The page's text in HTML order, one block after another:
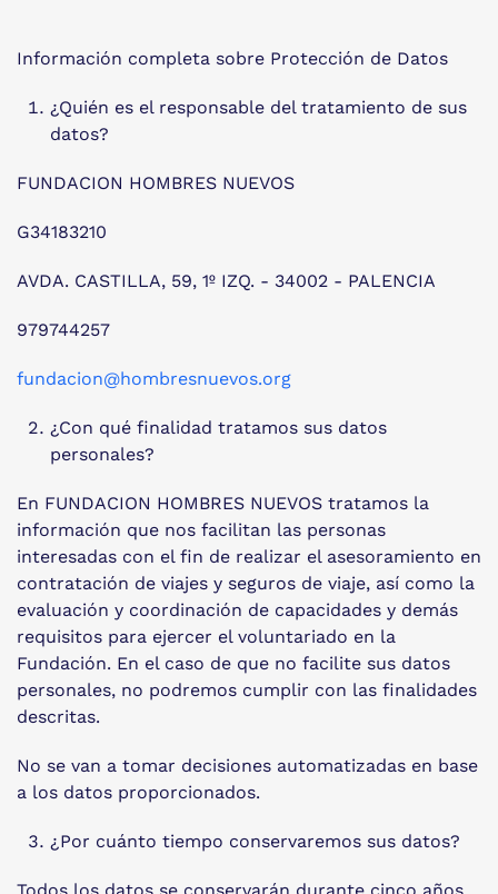
Información completa sobre Protección de Datos
¿Quién es el responsable del tratamiento de sus
datos?
FUNDACION HOMBRES NUEVOS
G34183210
AVDA. CASTILLA, 59, 1º IZQ. - 34002 - PALENCIA
979744257
fundacion@hombresnuevos.org
¿Con qué finalidad tratamos sus datos
personales?
En FUNDACION HOMBRES NUEVOS tratamos la
información que nos facilitan las personas
interesadas con el fin de realizar el asesoramiento en
contratación de viajes y seguros de viaje, así como la
evaluación y coordinación de capacidades y demás
requisitos para ejercer el voluntariado en la
Fundación. En el caso de que no facilite sus datos
personales, no podremos cumplir con las finalidades
descritas.
No se van a tomar decisiones automatizadas en base
a los datos proporcionados.
¿Por cuánto tiempo conservaremos sus datos?